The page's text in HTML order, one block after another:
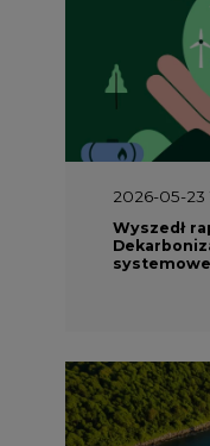
2026-05-23
Koszty
Polsce do
wnioski